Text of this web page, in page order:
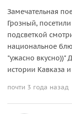
Замечательная
Грозный,
подсветкой
национальное
"ужасно вкусно))"
истории Кавказа
почти 3 года назад